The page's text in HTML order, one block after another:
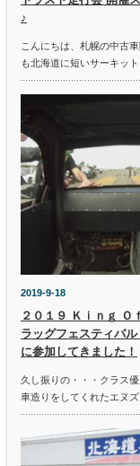
♪
こんにちは、札幌の中古
も北海道に短いサーキッ
2019-9-18
２０１９ Ｋｉｎｇ Ｏ
ラッグフェスティバ
に参加してきました！
久し振りの・・・クラス
車造りをしてくれたエヌ